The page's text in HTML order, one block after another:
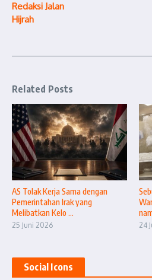
Redaksi Jalan
Hijrah
Related Posts
AS Tolak Kerja Sama dengan
Pemerintahan Irak yang
Melibatkan Kelo ...
25 Juni 2026 24
Social Icons